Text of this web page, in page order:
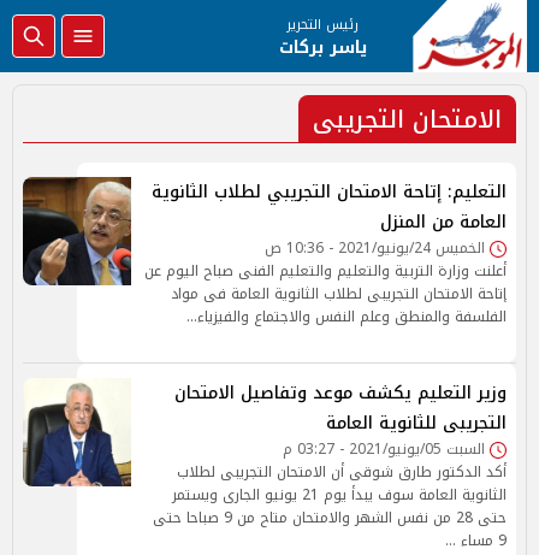
رئيس التحرير
ياسر بركات
الامتحان التجريبى
التعليم: إتاحة الامتحان التجريبي لطلاب الثانوية
العامة من المنزل
الخميس 24/يونيو/2021 - 10:36 ص
أعلنت وزارة التربية والتعليم والتعليم الفنى صباح اليوم عن
إتاحة الامتحان التجريبى لطلاب الثانوية العامة فى مواد
الفلسفة والمنطق وعلم النفس والاجتماع والفيزياء…
وزير التعليم يكشف موعد وتفاصيل الامتحان
التجريبى للثانوية العامة
السبت 05/يونيو/2021 - 03:27 م
أكد الدكتور طارق شوقى أن الامتحان التجريبى لطلاب
الثانوية العامة سوف يبدأ يوم 21 يونيو الجارى ويستمر
حتى 28 من نفس الشهر والامتحان متاح من 9 صباحا حتى
9 مساء …